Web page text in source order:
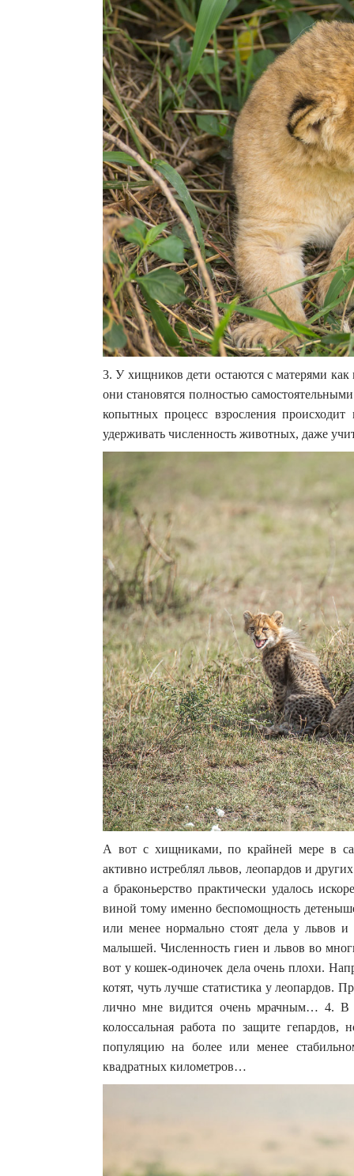
3. У хищников дети остаются с матерями
они становятся полностью
копытных процесс взросления происходит
удерживать численность животных, даже
А вот с хищниками, по крайней мере в
активно истреблял львов, леопардов и
а браконьерство практически удалось
виной тому именно беспомощность
или менее нормально стоят дела у львов
малышей. Численность гиен и львов во
вот у кошек-одиночек дела очень плохи.
котят, чуть лучше статистика у леопардов.
лично мне видится очень мрачным… 4. В
колоссальная работа по защите гепардов,
популяцию на более или менее
квадратных километров…